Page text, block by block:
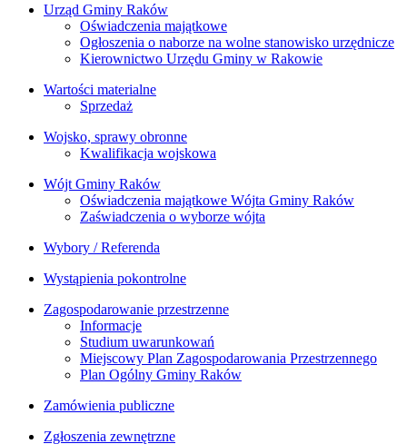
Urząd Gminy Raków
Oświadczenia majątkowe
Ogłoszenia o naborze na wolne stanowisko urzędnicze
Kierownictwo Urzędu Gminy w Rakowie
Wartości materialne
Sprzedaż
Wojsko, sprawy obronne
Kwalifikacja wojskowa
Wójt Gminy Raków
Oświadczenia majątkowe Wójta Gminy Raków
Zaświadczenia o wyborze wójta
Wybory / Referenda
Wystąpienia pokontrolne
Zagospodarowanie przestrzenne
Informacje
Studium uwarunkowań
Miejscowy Plan Zagospodarowania Przestrzennego
Plan Ogólny Gminy Raków
Zamówienia publiczne
Zgłoszenia zewnętrzne